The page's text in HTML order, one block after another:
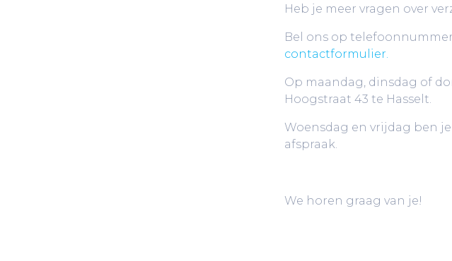
Heb je meer vragen over
Bel ons op
contactformulier.
Op maandag, dinsdag of
Hoogstraat 43 te Hasselt.
Woensdag en vrijdag ben
afspraak.
We horen graag van je!